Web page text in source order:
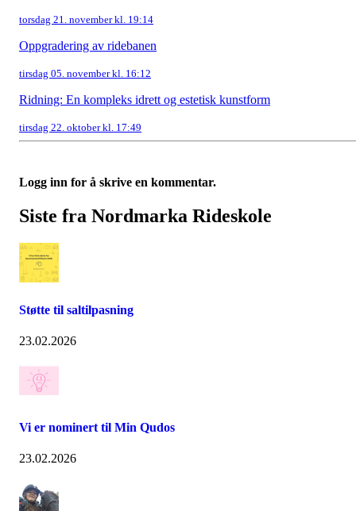
torsdag 21. november kl. 19:14
Oppgradering av ridebanen
tirsdag 05. november kl. 16:12
Ridning: En kompleks idrett og estetisk kunstform
tirsdag 22. oktober kl. 17:49
Logg inn for å skrive en kommentar.
Siste fra Nordmarka Rideskole
Støtte til saltilpasning
23.02.2026
Vi er nominert til Min Qudos
23.02.2026